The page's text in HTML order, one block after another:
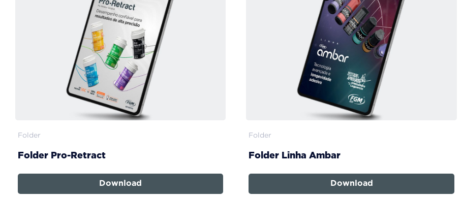
Folder
Folder Pro-Retract
Download
Folder
Folder Linha Ambar
Download